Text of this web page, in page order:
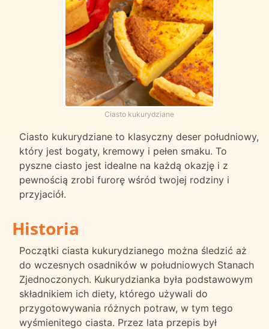
Ciasto kukurydziane
Ciasto kukurydziane to klasyczny deser południowy,
który jest bogaty, kremowy i pełen smaku. To
pyszne ciasto jest idealne na każdą okazję i z
pewnością zrobi furorę wśród twojej rodziny i
przyjaciół.
Historia
Początki ciasta kukurydzianego można śledzić aż
do wczesnych osadników w południowych Stanach
Zjednoczonych. Kukurydzianka była podstawowym
składnikiem ich diety, którego używali do
przygotowywania różnych potraw, w tym tego
wyśmienitego ciasta. Przez lata przepis był